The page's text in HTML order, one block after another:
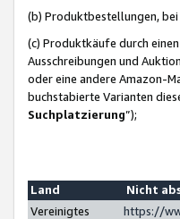
(b) Produktbestellungen,
(c) Produktkäufe durch
Ausschreibungen und
oder eine andere Amazon-
buchstabierte Varianten
Suchplatzierung”);
Land
Nicht
Vereinigtes
https://